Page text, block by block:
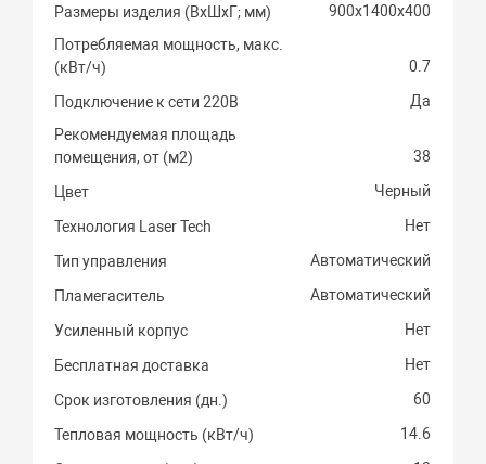
Размеры изделия (ВхШхГ; мм)
900х1400х400
Потребляемая мощность, макс.
(кВт/ч)
0.7
Подключение к сети 220В
Да
Рекомендуемая площадь
помещения, от (м2)
38
Цвет Черный
Технология Laser Tech Нет
Тип управления Автоматический
Пламегаситель Автоматический
Усиленный корпус Нет
Бесплатная доставка Нет
Срок изготовления (дн.) 60
Тепловая мощность (кВт/ч) 14.6